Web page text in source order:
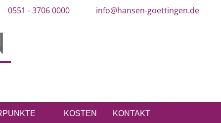
0551 - 3706 0000 info@hansen-goettingen.de
KOSTEN KONTAKT